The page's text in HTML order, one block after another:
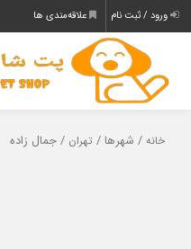
ورود / ثبت نام علاقه‌مندی ها
خانه / شهرها / تهران / جمال زاده